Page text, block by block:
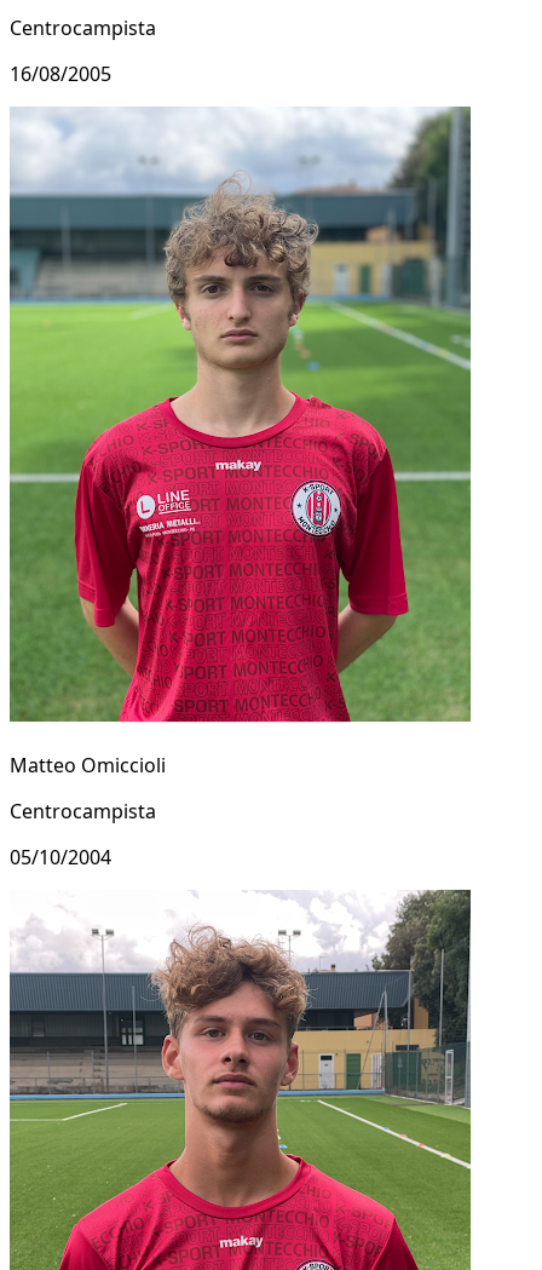
Centrocampista
16/08/2005
Matteo Omiccioli
Centrocampista
05/10/2004